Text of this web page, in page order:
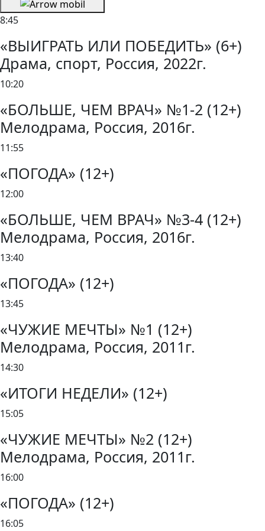
8:45
«ВЫИГРАТЬ ИЛИ ПОБЕДИТЬ» (6+)
Драма, спорт, Россия, 2022г.
10:20
«БОЛЬШЕ, ЧЕМ ВРАЧ» №1-2 (12+)
Мелодрама, Россия, 2016г.
11:55
«ПОГОДА» (12+)
12:00
«БОЛЬШЕ, ЧЕМ ВРАЧ» №3-4 (12+)
Мелодрама, Россия, 2016г.
13:40
«ПОГОДА» (12+)
13:45
«ЧУЖИЕ МЕЧТЫ» №1 (12+)
Мелодрама, Россия, 2011г.
14:30
«ИТОГИ НЕДЕЛИ» (12+)
15:05
«ЧУЖИЕ МЕЧТЫ» №2 (12+)
Мелодрама, Россия, 2011г.
16:00
«ПОГОДА» (12+)
16:05